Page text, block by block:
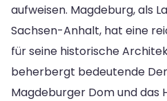
aufweisen. Magdeburg, als
Sachsen-Anhalt, hat eine
für seine historische
beherbergt bedeutende
Magdeburger Dom und das